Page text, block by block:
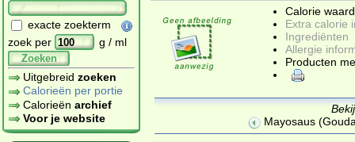
exacte zoekterm
zoek per
g / ml
Zoeken
Uitgebreid zoeken
Calorieën per portie
Calorieën archief
Voor je website
Calorie
Extra calorie
Ingrediënten
Allergie
Producten
Mayosaus